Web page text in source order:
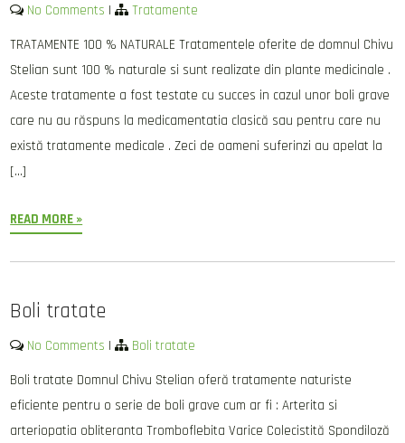
No Comments |
Tratamente
TRATAMENTE 100 % NATURALE Tratamentele oferite de domnul Chivu
Stelian sunt 100 % naturale si sunt realizate din plante medicinale .
Aceste tratamente a fost testate cu succes in cazul unor boli grave
care nu au răspuns la medicamentatia clasică sau pentru care nu
există tratamente medicale . Zeci de oameni suferinzi au apelat la
[…]
READ MORE »
Boli tratate
No Comments |
Boli tratate
Boli tratate Domnul Chivu Stelian oferă tratamente naturiste
eficiente pentru o serie de boli grave cum ar fi : Arterita si
arteriopatia obliteranta Tromboflebita Varice Colecistită Spondiloză